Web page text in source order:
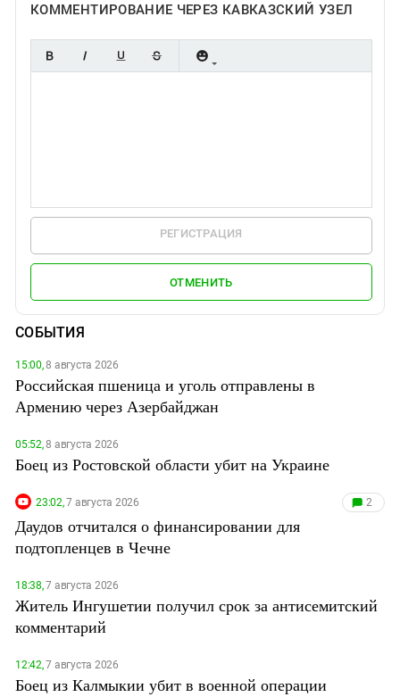
КОММЕНТИРОВАНИЕ ЧЕРЕЗ КАВКАЗСКИЙ УЗЕЛ
РЕГИСТРАЦИЯ
ОТМЕНИТЬ
СОБЫТИЯ
15:00,8 августа 2026
Российская пшеница и уголь отправлены в
Армению через Азербайджан
05:52,8 августа 2026
Боец из Ростовской области убит на Украине
23:02,7 августа 2026 2
Даудов отчитался о финансировании для
подтопленцев в Чечне
18:38,7 августа 2026
Житель Ингушетии получил срок за антисемитский
комментарий
12:42,7 августа 2026
Боец из Калмыкии убит в военной операции